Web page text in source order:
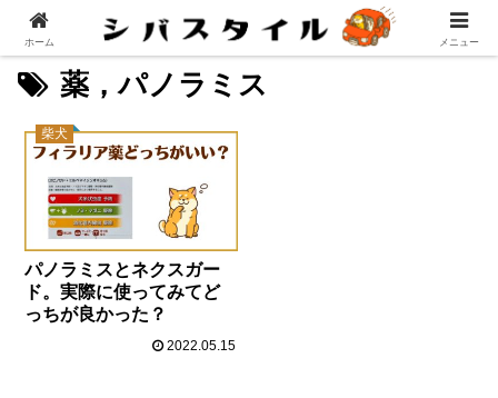
薬，パノラミス
柴犬
パノラミスとネクスガー
ド。実際に使ってみてど
っちが良かった？
2022.05.15
ホーム メニュー